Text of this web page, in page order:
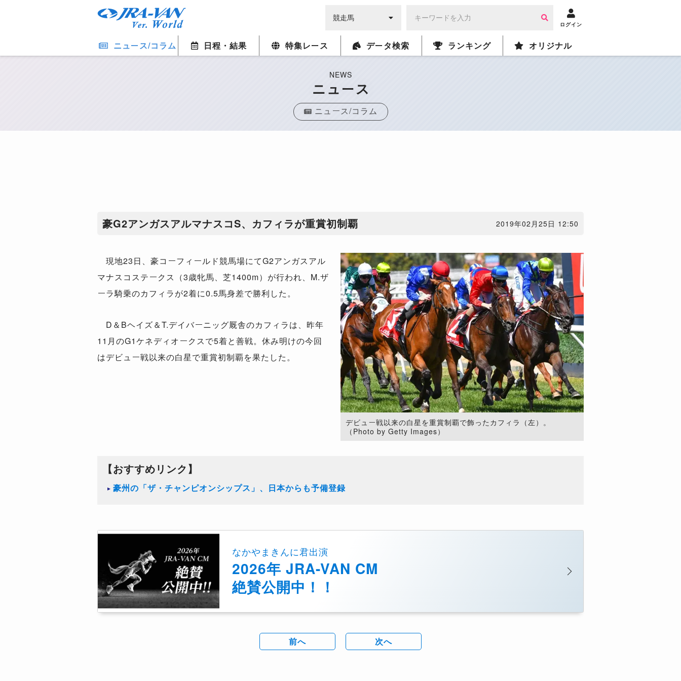
ログイン
ニュース/コラム 日程・結果 特集レース データ検索 ランキング オリジナル
NEWS
ニュース
ニュース/コラム
豪G2アンガスアルマナスコS、カフィラが重賞初制覇 2019年02月25日 12:50
デビュー戦以来の白星を重賞制覇で飾ったカフィラ（左）。
（Photo by Getty Images）
現地23日、豪コーフィールド競馬場にてG2アンガスアル
マナスコステークス（3歳牝馬、芝1400m）が行われ、M.ザ
ーラ騎乗のカフィラが2着に0.5馬身差で勝利した。
D＆Bヘイズ＆T.デイバーニッグ厩舎のカフィラは、昨年
11月のG1ケネディオークスで5着と善戦。休み明けの今回
はデビュー戦以来の白星で重賞初制覇を果たした。
【おすすめリンク】
豪州の「ザ・チャンピオンシップス」、日本からも予備登録
なかやまきんに君出演
2026年 JRA-VAN CM
絶賛公開中！！
前へ 次へ